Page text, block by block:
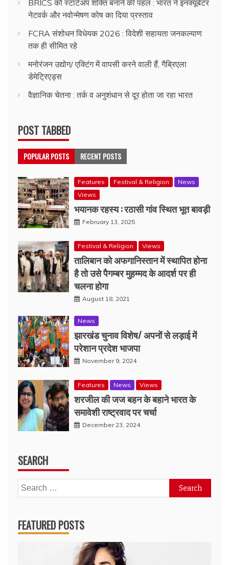
BRICS को स्टार्टअप शक्ति बनाने की पहल : भारत ने इनक्यूबेटर
नेटवर्क और नवोन्मेषण कोष का दिया प्रस्ताव
FCRA संशोधन विधेयक 2026 : विदेशी सहायता जनकल्याण
तक ही सीमित रहे
मनोरंजन उद्योग/ एक्टिंग में वापसी करने वाली हैं, गैब्रिएला
डेमेट्रिएड्स
वैज्ञानिक चेतना : तर्क व अनुशंधान से दूर होता जा रहा भारत
POST TABBED
POPULAR POSTS RECENT POSTS
Features Festival & Religion
News
Views
भयानक रहस्य : रठासी गांव स्थित भूत बावड़ी
February 13, 2025
Festival & Religion Views
तालिबान को अफगानिस्तान में स्थापित होना
है तो उसे पैगम्बर मुहम्मद के आदर्श पर ही
चलना होगा
August 18, 2021
News
झारखंड चुनाव विशेष/ अपनों से लड़ाई में
परेशान प्रदेश भाजपा
November 9, 2024
Features News Views
शरजील की जज बहन के बहाने भारत के
समावेशी राष्ट्रवाद पर चर्चा
December 23, 2024
SEARCH
Search
for:
FEATURED POSTS